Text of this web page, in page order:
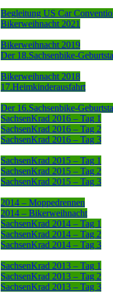
Begleitung US Car
Bikerweihnacht 2021
Bikerweihnacht 2019
Der 18.Sachsenbike-
Bikerweihnacht 2018
17.Heimkinderausfahrt
Der 16.Sachsenbike-
SachsenKrad 2016 – Tag 1
SachsenKrad 2016 – Tag 2
SachsenKrad 2016 – Tag 3
SachsenKrad 2015 – Tag 1
SachsenKrad 2015 – Tag 2
SachsenKrad 2015 – Tag 3
2014 – Moppedrennen
2014 – Bikerweihnacht
SachsenKrad 2014 – Tag 1
SachsenKrad 2014 – Tag 2
SachsenKrad 2014 – Tag 3
SachsenKrad 2013 – Tag 1
SachsenKrad 2013 – Tag 2
SachsenKrad 2013 – Tag 3